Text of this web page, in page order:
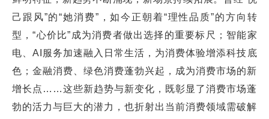
己跟风”的“她消费”，如今正朝着“理性品质”的方向转
型，“心价比”成为消费者做出选择的重要标尺；智能家
电、AI服务加速融入日常生活，为消费体验增添科技底
色；金融消费、绿色消费蓬勃兴起，成为消费市场的新
增长点……这些新趋势与新变化，既彰显了消费市场蓬
勃的活力与巨大的潜力，也折射出当前消费领域需破解